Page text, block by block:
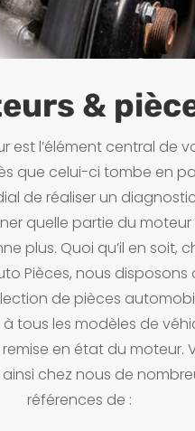
&
est l’élément central de
que celui-ci tombe en
de réaliser un
quelle partie du moteur
plus. Quoi qu’il en soit,
Pièces, nous disposons
de pièces
tous les modèles de
en état du moteur.
chez nous de
références de :